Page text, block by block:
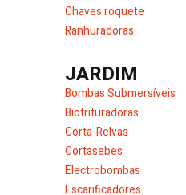
Chaves roquete
Ranhuradoras
JARDIM
Bombas Submersíveis
Biotrituradoras
Corta-Relvas
Cortasebes
Electrobombas
Escarificadores